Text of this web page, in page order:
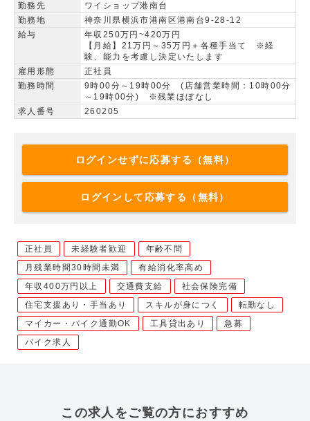
勤務先
ワイショップ港南台
勤務地
神奈川県横浜市港南区港南台9-28-12
給与
年収250万円~420万円
【月給】21万円～35万円＋各種手当て ※経
験、能力を考慮し決定いたします
雇用形態
正社員
勤務時間
9時00分～19時00分 (店舗営業時間：10時00分
～19時00分) ※残業ほぼなし
求人番号
260205
ログインせずに応募する（無料）
ログインして応募する（無料）
正社員 未経験者歓迎
年齢不問
月残業時間30時間未満
有給消化率高め
年収400万円以上
交通費支給
社会保険完備
住宅支援あり・手当あり
スキルが身につく
転勤なし
マイカー・バイク通勤OK
工具貸出あり
急募
バイク求人
この求人をご覧の方におすすめ